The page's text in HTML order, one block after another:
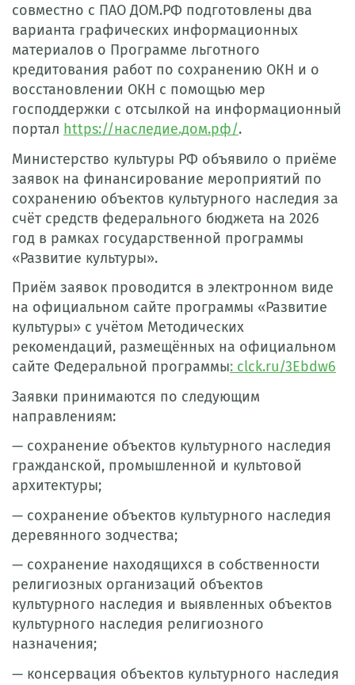
совместно с ПАО ДОМ.РФ подготовлены два
варианта графических информационных
материалов о Программе льготного
кредитования работ по сохранению ОКН и о
восстановлении ОКН с помощью мер
господдержки с отсылкой на информационный
портал https://наследие.дом.рф/.
Министерство культуры РФ объявило о приёме
заявок на финансирование мероприятий по
сохранению объектов культурного наследия за
счёт средств федерального бюджета на 2026
год в рамках государственной программы
«Развитие культуры».
Приём заявок проводится в электронном виде
на официальном сайте программы «Развитие
культуры» с учётом Методических
рекомендаций, размещённых на официальном
сайте Федеральной программы: clck.ru/3Ebdw6
Заявки принимаются по следующим
направлениям:
— сохранение объектов культурного наследия
гражданской, промышленной и культовой
архитектуры;
— сохранение объектов культурного наследия
деревянного зодчества;
— сохранение находящихся в собственности
религиозных организаций объектов
культурного наследия и выявленных объектов
культурного наследия религиозного
назначения;
— консервация объектов культурного наследия